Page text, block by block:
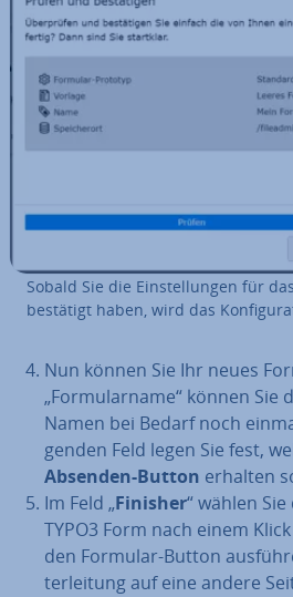
Sobald Sie die Ein­stel­lun­gen für
bestätigt haben, wird das
Nun können Sie Ihr neues
„For­mu­lar­na­me“ können Sie
Namen bei Bedarf noch
gen­den Feld legen Sie fest,
Absenden-Button erhalten
Im Feld „Finisher“ wählen
TYPO3 Form nach einem
den Formular-Button
ter­lei­tung auf eine andere